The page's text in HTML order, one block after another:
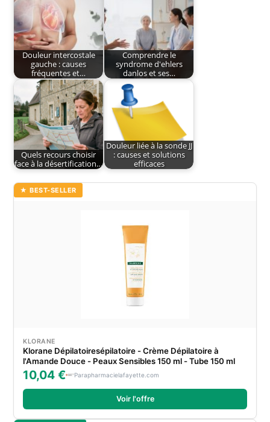
Douleur intercostale
gauche : causes
fréquentes et…
Comprendre le
syndrome d'ehlers
danlos et ses…
Quels recours choisir
face à la désertification…
Douleur liée à la sonde JJ
: causes et solutions
efficaces
★ BEST-SELLER
KLORANE
Klorane Dépilatoiresépilatoire - Crème Dépilatoire à
l'Amande Douce - Peaux Sensibles 150 ml - Tube 150 ml
10,04 € Parapharmacielafayette.com
Voir l'offre